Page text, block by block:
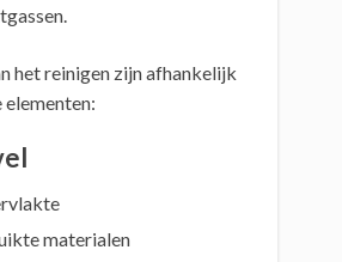
het reinigen zijn afhankelijk
elementen:
materialen